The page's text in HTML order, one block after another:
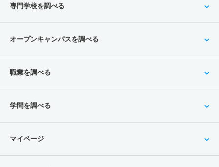
専門学校を調べる
オープンキャンパスを調べる
職業を調べる
学問を調べる
マイページ